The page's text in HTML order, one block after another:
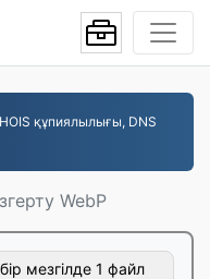
құпиялылығы, DNS
WebP
мезгілде 1 файл